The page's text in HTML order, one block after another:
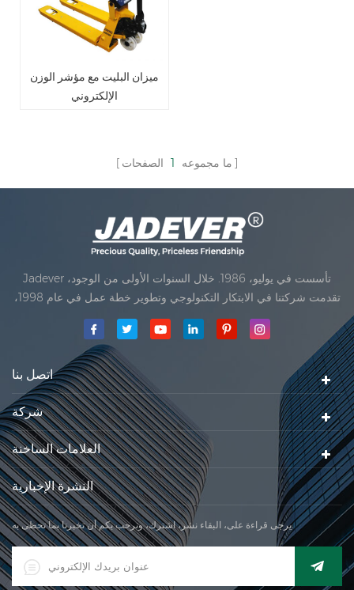
ميزان البليت مع مؤشر الوزن
الإلكتروني
ما مجموعه 1 الصفحات
Jadever تأسست في يوليو، 1986. خلال السنوات الأولى من الوجود،
تقدمت شركتنا في الابتكار التكنولوجي وتطوير خطة عمل في عام 1998،
حققت شركتنا هدف الجودة الرئيسية، متى تلقت أول منتجاتنا موافقة من
مقياس المحدودةكان تأسيس تقع من
اتصل بنا
شركة
العلامات الساخنة
النشرة الإخبارية
يرجى قراءة على، البقاء نشر، اشترك، ونرحب بكم أن تخبرنا بما تحظى به.